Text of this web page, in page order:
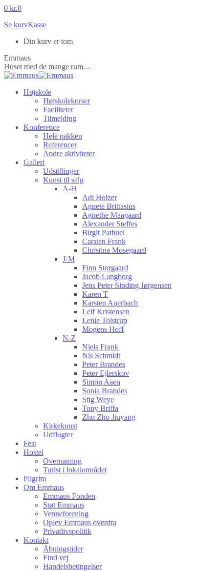
Skip
content
0 kr.0
Se kurvKasse
Din kurv er tom
Emmaus
Huset med de mange rum…
Højskole
Højskolekurser
Faciliteter
Tilmelding
Konference
Hele pakken
Referencer
Andre aktiviteter
Galleri
Udstillinger
Kunst til salg
A-H
Adi Holzer
Agnete Brittasius
Agnethe Maagaard
Alexander Steffes
Birgit Pathuel
Carsten Frank
Christina Mosegaard
J-M
Finn Storgaard
Jacob Langborg
Jens Peter Sinding Jørgensen
Karen T
Karsten Auerbach
Leif Kristensen
Lenie Tolstrup
Mogens Hoff
N-Z
Niels Frank
Nis Schmidt
Peter Brandes
Peter Ejlerskov
Simon Aaen
Sonia Brandes
Stig Weye
Tony Briffa
Zhu Zho Jiuyang
Kirkekunst
Udflugter
Fest
Hostel
Overnatning
Turist i lokalområdet
Pilgrim
Om Emmaus
Emmaus Fonden
Støt Emmaus
Venneforening
Oplev Emmaus ovenfra
Privatlivspolitik
Kontakt
Åbningstider
Find vej
Handelsbetingelser